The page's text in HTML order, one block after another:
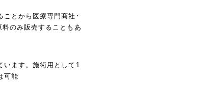
ことから医療専門商社･
のみ販売することもあ
います。施術用として1
可能